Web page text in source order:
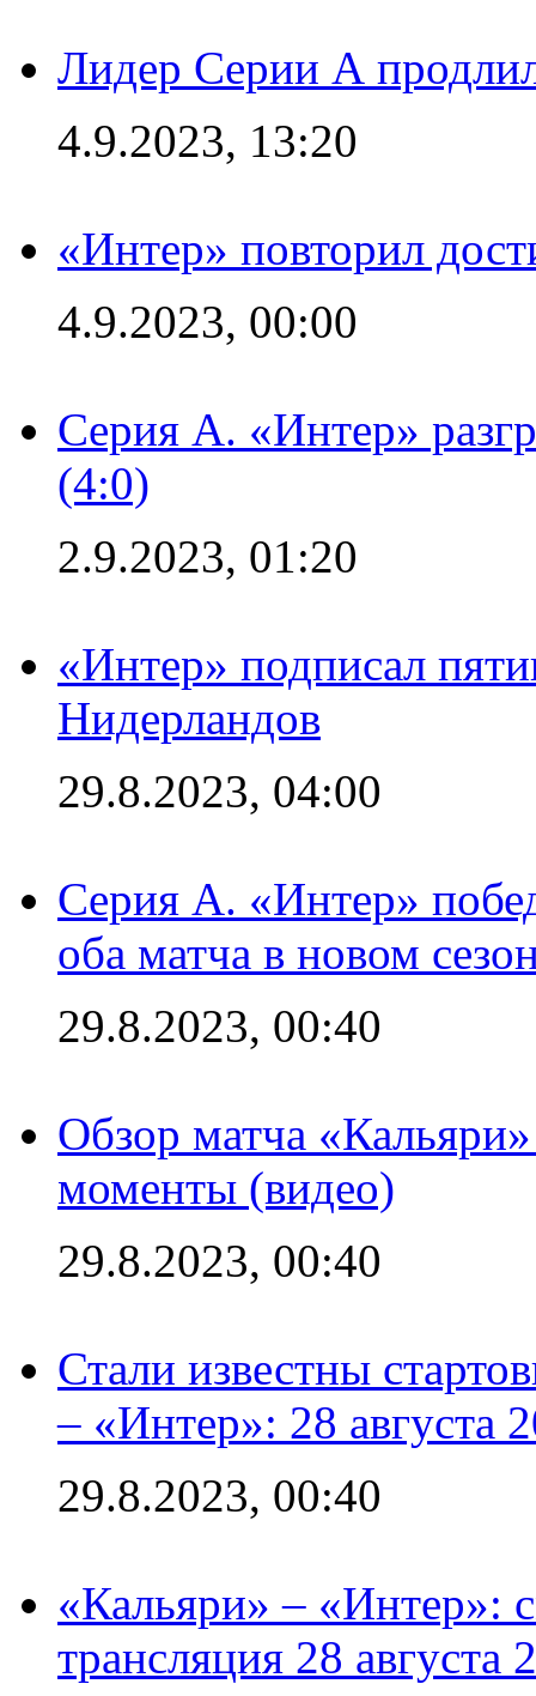
Лидер Серии А
4.9.2023, 13:20
«Интер» повторил
4.9.2023, 00:00
Серия А. «Интер»
(4:0)
2.9.2023, 01:20
«Интер» подписал
Нидерландов
29.8.2023, 04:00
Серия А. «Интер»
оба матча в новом
29.8.2023, 00:40
Обзор матча
моменты (видео)
29.8.2023, 00:40
Стали известны
– «Интер»: 28 августа
29.8.2023, 00:40
«Кальяри» – «Интер»:
трансляция 28 августа